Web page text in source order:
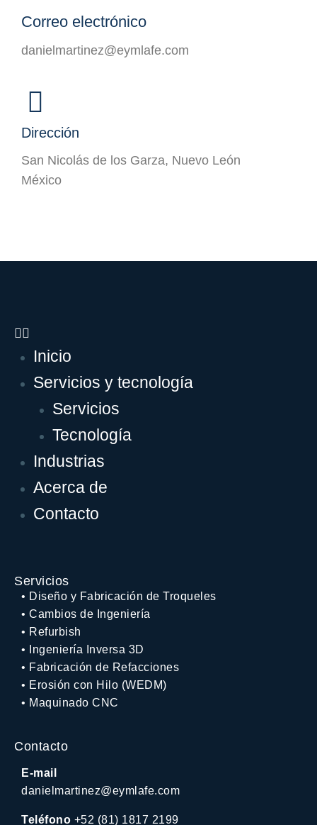
Correo electrónico
danielmartinez@eymlafe.com
Dirección
San Nicolás de los Garza, Nuevo León
México
Inicio
Servicios y tecnología
Servicios
Tecnología
Industrias
Acerca de
Contacto
Servicios
• Diseño y Fabricación de Troqueles
• Cambios de Ingeniería
• Refurbish
• Ingeniería Inversa 3D
• Fabricación de Refacciones
• Erosión con Hilo (WEDM)
• Maquinado CNC
Contacto
E-mail
danielmartinez@eymlafe.com
Teléfono +52 (81) 1817 2199